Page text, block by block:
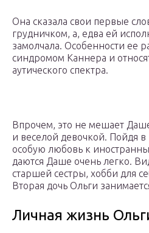
Она сказала свои первые
грудничком, а, едва ей
замолчала. Особенности ее
синдромом Каннера и
аутического спектра.
Впрочем, это не мешает
и веселой девочкой. Пойдя
особую любовь к
даются Даше очень легко.
старшей сестры, хобби для
Вторая дочь Ольги
Личная жизнь